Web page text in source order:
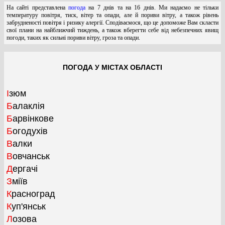
На сайті представленапогода на 7 днів та на 16 днів. Ми надаємо не тільки
температуру повітря, тиск, вітер та опади, але й пориви вітру, а також рівень
забрудненості повітря і ризику алергії. Сподіваємося, що це допоможе Вам скласти
свої плани на найближчий тиждень, а також вберегти себе від небезпечних явищ
погоди, таких як сильні пориви вітру, гроза та опади.
ПОГОДА У МІСТАХ ОБЛАСТІ
Ізюм
Балаклія
Барвінкове
Богодухів
Валки
Вовчанськ
Дергачі
Зміїв
Красноград
Куп'янськ
Лозова